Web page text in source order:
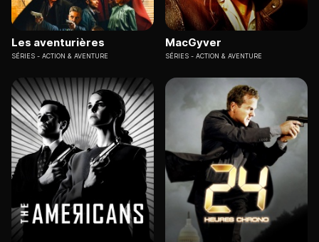
Les aventurières
SÉRIES ACTION & AVENTURE
MacGyver
SÉRIES ACTION & AVENTURE